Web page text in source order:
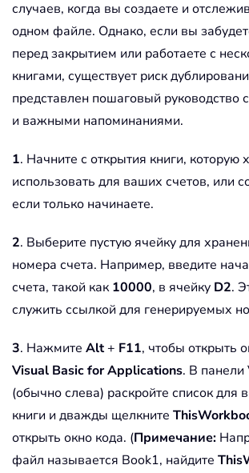
случаев, когда вы создаете и
одном файле. Однако, если вы
перед закрытием или работаете с
книгами, существует риск
представлен пошаговый руководство
и важными напоминаниями.
1. Начните с открытия книги, которую
использовать для ваших счетов, или
если только начинаете.
2. Выберите пустую ячейку для
номера счета. Например, введите
счета, такой как10000, в ячейку D2.
служить ссылкой для генерируемых
3. Нажмите Alt+ F11, чтобы открыть
Visual Basic for Applications. В
(обычно слева) раскройте список для
книги и дважды щелкните
открыть окно кода. (Примечание:
файл называется Book1, найдите